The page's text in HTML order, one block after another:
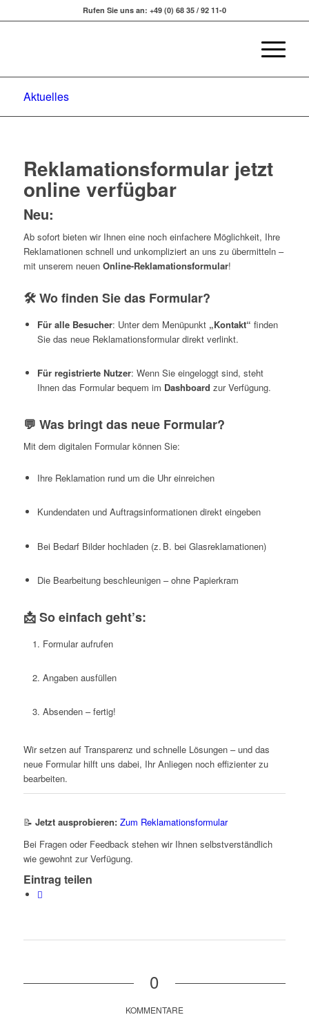
Rufen Sie uns an: +49 (0) 68 35 / 92 11-0
Aktuelles
Reklamationsformular jetzt
online verfügbar
Neu:
Ab sofort bieten wir Ihnen eine noch einfachere Möglichkeit, Ihre
Reklamationen schnell und unkompliziert an uns zu übermitteln –
mit unserem neuen Online-Reklamationsformular!
🛠 Wo finden Sie das Formular?
Für alle Besucher: Unter dem Menüpunkt „Kontakt“ finden
Sie das neue Reklamationsformular direkt verlinkt.
Für registrierte Nutzer: Wenn Sie eingeloggt sind, steht
Ihnen das Formular bequem im Dashboard zur Verfügung.
💬 Was bringt das neue Formular?
Mit dem digitalen Formular können Sie:
Ihre Reklamation rund um die Uhr einreichen
Kundendaten und Auftragsinformationen direkt eingeben
Bei Bedarf Bilder hochladen (z. B. bei Glasreklamationen)
Die Bearbeitung beschleunigen – ohne Papierkram
📩 So einfach geht’s:
Formular aufrufen
Angaben ausfüllen
Absenden – fertig!
Wir setzen auf Transparenz und schnelle Lösungen – und das
neue Formular hilft uns dabei, Ihr Anliegen noch effizienter zu
bearbeiten.
📝 Jetzt ausprobieren: Zum Reklamationsformular
Bei Fragen oder Feedback stehen wir Ihnen selbstverständlich
wie gewohnt zur Verfügung.
Eintrag teilen
0
KOMMENTARE